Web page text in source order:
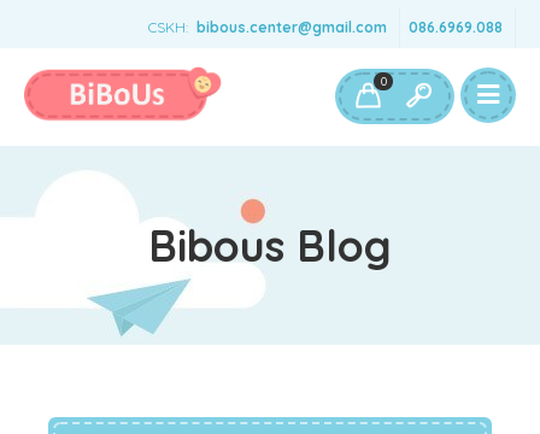
CSKH: bibous.center@gmail.com 086.6969.088
Bé Gái Bé Trai Đồ Chơi & Phụ Kiện 0
Bibous Blog